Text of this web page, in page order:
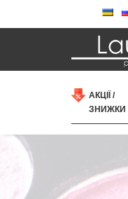
АКЦІЇ /
ЗНИЖКИ